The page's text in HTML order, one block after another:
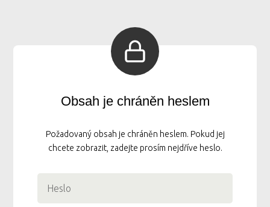
Obsah je chráněn heslem
Požadovaný obsah je chráněn heslem. Pokud jej
chcete zobrazit, zadejte prosím nejdříve heslo.